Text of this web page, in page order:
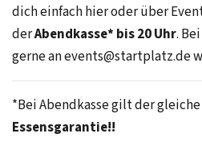
dich einfach hier oder über
derAbendkasse* bis 20 Uhr.
gerne an events@startplatz.de
*Bei Abendkasse gilt der
Essensgarantie!!